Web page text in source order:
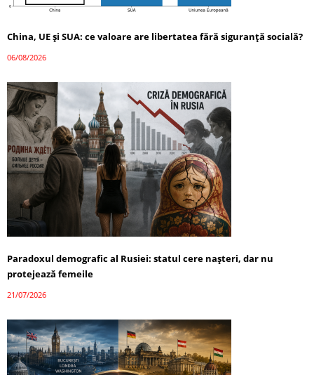
China, UE și SUA: ce valoare are libertatea fără siguranță socială?
06/08/2026
Paradoxul demografic al Rusiei: statul cere nașteri, dar nu
protejează femeile
21/07/2026